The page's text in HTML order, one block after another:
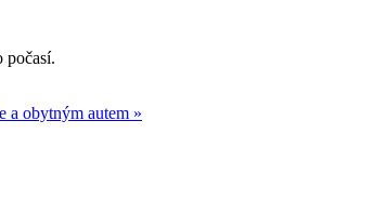
počasí.
a obytným autem »